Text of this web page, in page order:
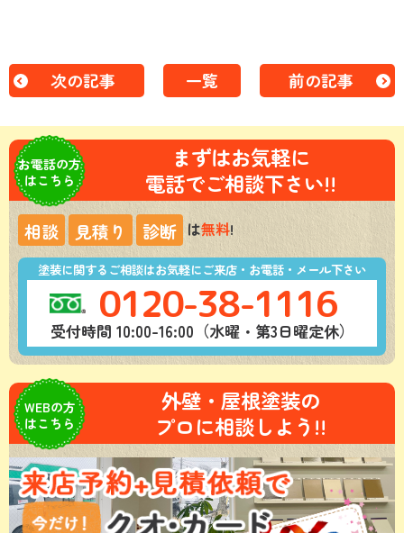
次の記事 一覧 前の記事
お電話の方
はこちら
まずはお気軽に
電話でご相談下さい!!
相談 見積り 診断 は無料!
塗装に関するご相談はお気軽にご来店・お電話・メール下さい
0120-38-1116
受付時間 10:00-16:00（水曜・第3日曜定休）
WEBの方
はこちら
外壁・屋根塗装の
プロに相談しよう!!